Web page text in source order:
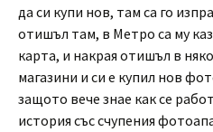
да си купи нов, там са го
отишъл там, в Метро са му
карта, и накрая отишъл в
магазини и си е купил нов
защото вече знае как се
история със счупения